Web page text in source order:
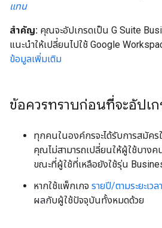
แทน
สำคัญ: คุณจะอัปเกรดเป็น G Suite
แนะนำให้เปลี่ยนไปใช้ Google
ข้อมูลเพิ่มเติม
ข้อควรทราบก่อนที่จะอัปเก
ทุกคนในองค์กรจะได้รับการสมัคร
คุณไม่สามารถเปลี่ยนให้ผู้ใช้บาง
ขณะที่ผู้ใช้ที่เหลือยังใช้รุ่น
หากใช้แพ็กเกจ รายปี/ตามระยะเว
ผลกับผู้ใช้ปัจจุบันทั้งหมดด้วย